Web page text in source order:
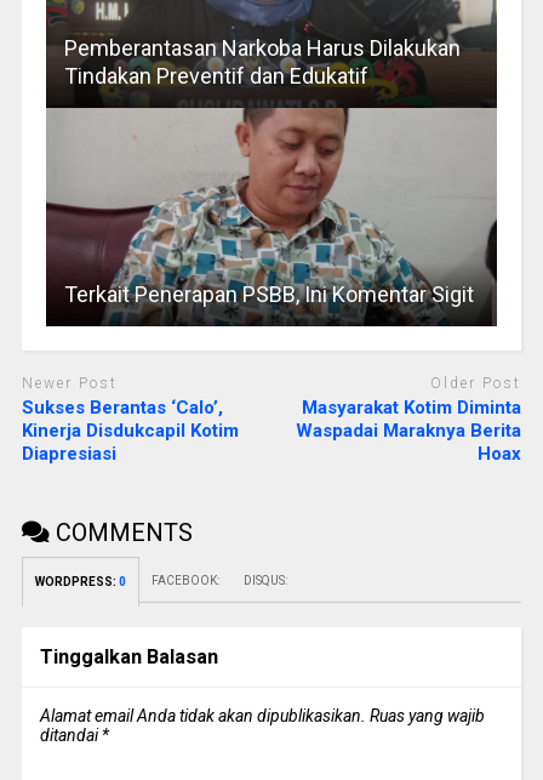
Pemberantasan Narkoba Harus Dilakukan
Tindakan Preventif dan Edukatif
Terkait Penerapan PSBB, Ini Komentar Sigit
Newer Post
Sukses Berantas ‘Calo’,
Kinerja Disdukcapil Kotim
Diapresiasi
Older Post
Masyarakat Kotim Diminta
Waspadai Maraknya Berita
Hoax
COMMENTS
WORDPRESS: 0 FACEBOOK: DISQUS:
Tinggalkan Balasan
Alamat email Anda tidak akan dipublikasikan. Ruas yang wajib
ditandai*